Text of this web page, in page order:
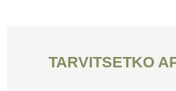
TARVITSETKO